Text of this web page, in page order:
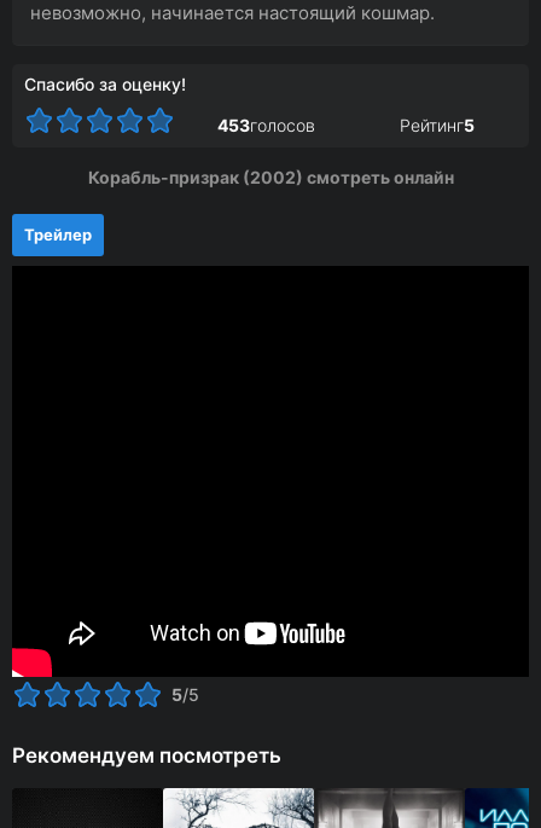
невозможно, начинается настоящий кошмар.
Спасибо за оценку!
453голосов Рейтинг5
Корабль-призрак (2002) смотреть онлайн
Трейлер
5/5
Рекомендуем посмотреть